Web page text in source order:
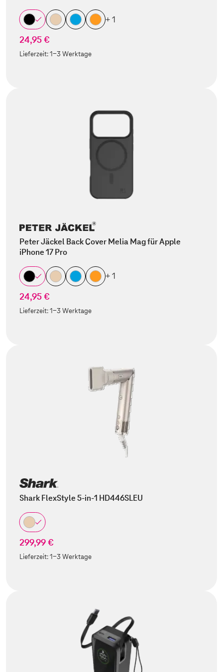
+ 1
24,95 €
Lieferzeit:1-3 Werktage
Peter Jäckel Back Cover Melia Mag für Apple
iPhone 17 Pro
+ 1
24,95 €
Lieferzeit:1-3 Werktage
Shark FlexStyle 5-in-1 HD446SLEU
299,99 €
Lieferzeit:1-3 Werktage